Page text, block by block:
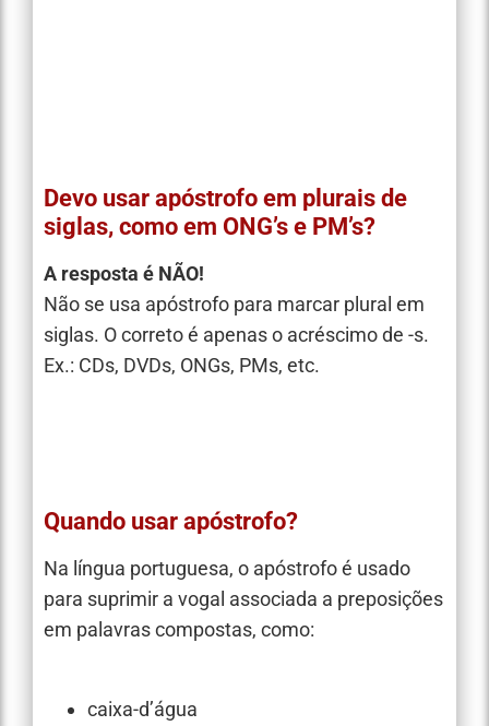
Devo usar apóstrofo em plurais de
siglas, como em ONG’s e PM’s?
A resposta é NÃO!
Não se usa apóstrofo para marcar plural em
siglas. O correto é apenas o acréscimo de -s.
Ex.: CDs, DVDs, ONGs, PMs, etc.
Quando usar apóstrofo?
Na língua portuguesa, o apóstrofo é usado
para suprimir a vogal associada a preposições
em palavras compostas, como:
caixa-d’água